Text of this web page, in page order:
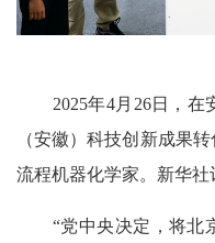
2025年4月26日，在
（安徽）科技创新成果
流程机器化学家。新华社
“党中央决定，将北京